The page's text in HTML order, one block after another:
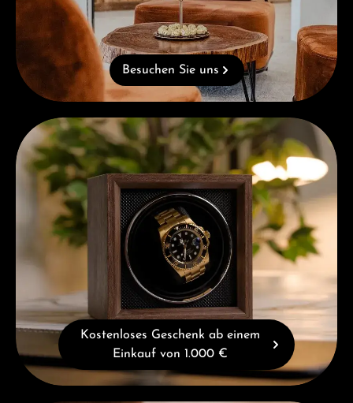
Besuchen Sie uns
Kostenloses Geschenk ab einem Einkauf von 1.000 €
Kostenloses Geschenk ab einem
Einkauf von 1.000 €